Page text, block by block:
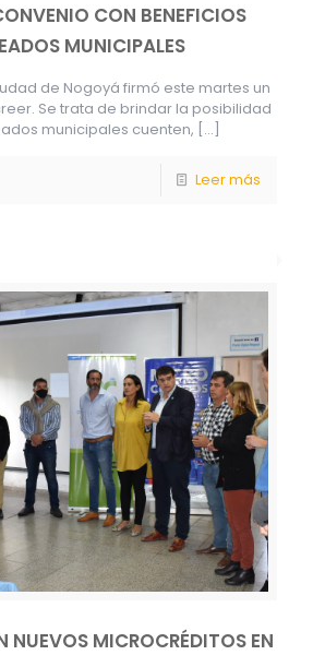
CON BENEFICIOS
MUNICIPALES
de Nogoyá firmó este martes un
Se trata de brindar la posibilidad
municipales cuenten, […]
Leer más
NUEVOS MICROCRÉDITOS EN